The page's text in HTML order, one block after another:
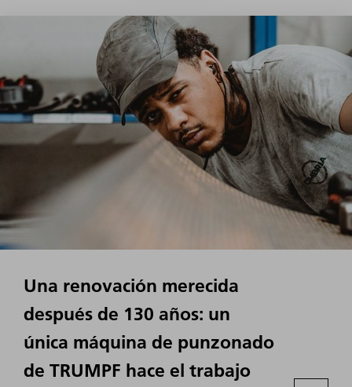
Una renovación merecida
después de 130 años: un
única máquina de punzonado
de TRUMPF hace el trabajo